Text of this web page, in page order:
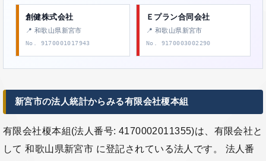
創健株式会社
📍 和歌山県新宮市
No. 9170001017943
Ｅプラン合同会社
📍 和歌山県新宮市
No. 9170003002290
新宮市の法人統計からみる有限会社榎本組
有限会社榎本組(法人番号: 4170002011355)は、有限会社と
して 和歌山県新宮市 に登記されている法人です。 法人番